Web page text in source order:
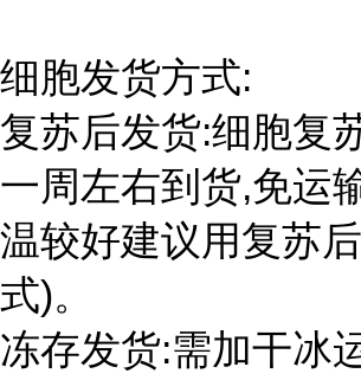
细胞发货方式:
复苏后发货:细胞复
一周左右到货,免运
温较好建议用复苏
式)。
冻存发货:需加干冰